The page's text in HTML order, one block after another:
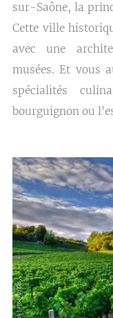
sur-Saône, la
Cette ville
avec une
musées. Et vous
spécialités
bourguignon ou